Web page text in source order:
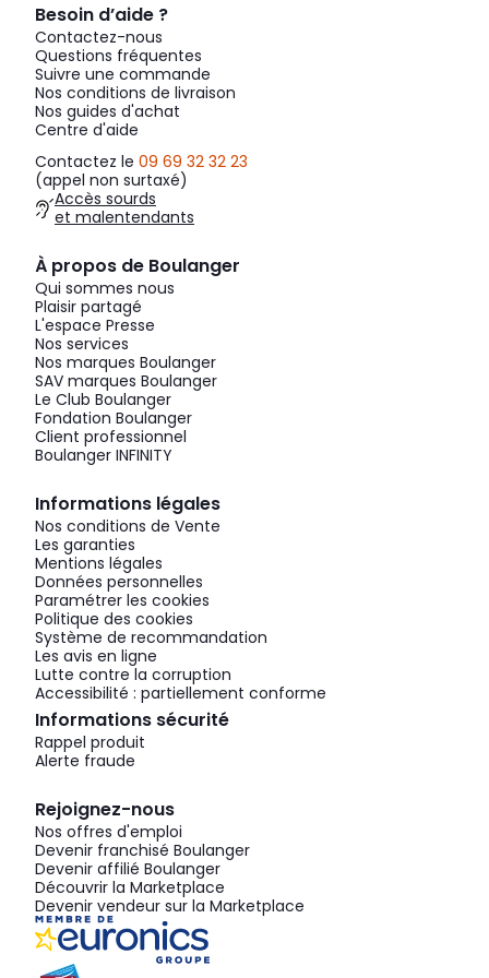
Besoin d’aide ?
Contactez-nous
Questions fréquentes
Suivre une commande
Nos conditions de livraison
Nos guides d'achat
Centre d'aide
Contactez le 09 69 32 32 23
(appel non surtaxé)
Accès sourds
et malentendants
À propos de Boulanger
Qui sommes nous
Plaisir partagé
L'espace Presse
Nos services
Nos marques Boulanger
SAV marques Boulanger
Le Club Boulanger
Fondation Boulanger
Client professionnel
Boulanger INFINITY
Informations légales
Nos conditions de Vente
Les garanties
Mentions légales
Données personnelles
Paramétrer les cookies
Politique des cookies
Système de recommandation
Les avis en ligne
Lutte contre la corruption
Accessibilité : partiellement conforme
Informations sécurité
Rappel produit
Alerte fraude
Rejoignez-nous
Nos offres d'emploi
Devenir franchisé Boulanger
Devenir affilié Boulanger
Découvrir la Marketplace
Devenir vendeur sur la Marketplace